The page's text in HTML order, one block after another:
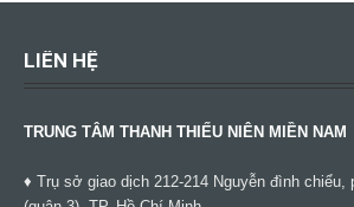
LIÊN HỆ
TRUNG TÂM THANH THIẾU NIÊN MIỀN NAM
♦ Trụ sở giao dịch 212-214 Nguyễn đình chiểu,